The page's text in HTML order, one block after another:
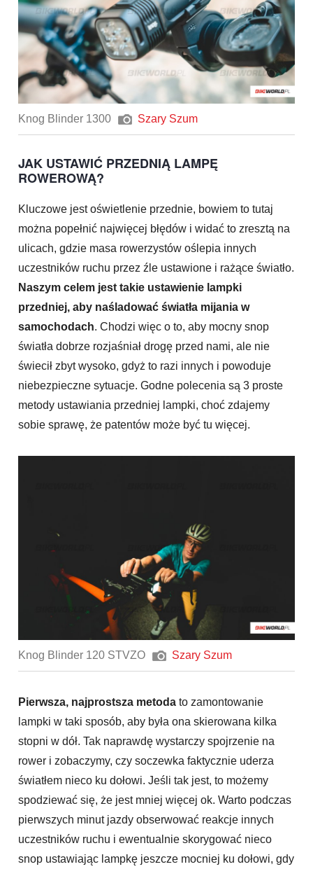
Knog Blinder 1300 Szary Szum
JAK USTAWIĆ PRZEDNIĄ LAMPĘ
ROWEROWĄ?
Kluczowe jest oświetlenie przednie, bowiem to tutaj
można popełnić najwięcej błędów i widać to zresztą na
ulicach, gdzie masa rowerzystów oślepia innych
uczestników ruchu przez źle ustawione i rażące światło.
Naszym celem jest takie ustawienie lampki
przedniej, aby naśladować światła mijania w
samochodach. Chodzi więc o to, aby mocny snop
światła dobrze rozjaśniał drogę przed nami, ale nie
świecił zbyt wysoko, gdyż to razi innych i powoduje
niebezpieczne sytuacje. Godne polecenia są 3 proste
metody ustawiania przedniej lampki, choć zdajemy
sobie sprawę, że patentów może być tu więcej.
Knog Blinder 120 STVZO Szary Szum
Pierwsza, najprostsza metoda to zamontowanie
lampki w taki sposób, aby była ona skierowana kilka
stopni w dół. Tak naprawdę wystarczy spojrzenie na
rower i zobaczymy, czy soczewka faktycznie uderza
światłem nieco ku dołowi. Jeśli tak jest, to możemy
spodziewać się, że jest mniej więcej ok. Warto podczas
pierwszych minut jazdy obserwować reakcje innych
uczestników ruchu i ewentualnie skorygować nieco
snop ustawiając lampkę jeszcze mocniej ku dołowi, gdy